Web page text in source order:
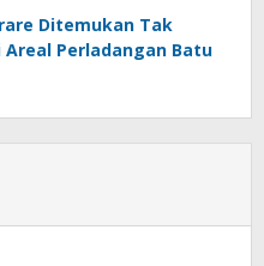
Ditemukan Tak
Areal Perladangan Batu